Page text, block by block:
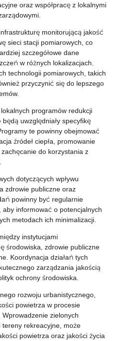
oraz współpracę z lokalnymi
monitorującą jakość
sieci stacji pomiarowych, co
szczegółowe dane
w różnych lokalizacjach.
technologii pomiarowych, takich
przyczynić się do lepszego
programów redukcji
uwzględniały specyfikę
te powinny obejmować
źródeł ciepła, promowanie
do korzystania z
dotyczących wpływu
zdrowie publiczne oraz
powinny być regularnie
informować o potencjalnych
metodach ich minimalizacji.
instytucjami
środowiska, zdrowie publiczne
Koordynacja działań tych
zarządzania jakością
ochrony środowiska.
rozwoju urbanistycznego,
powietrza w procesie
zielonych
rekreacyjne, może
powietrza oraz jakości życia